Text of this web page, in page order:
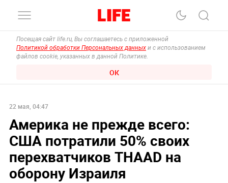
Посещая сайт life.ru, Вы соглашаетесь с приложенной
Политикой обработки Персональных данных и с использованием
файлов cookie, указанных в данной Политике.
ОК
22 мая, 04:47
Америка не прежде всего:
США потратили 50% своих
перехватчиков THAAD на
оборону Израиля